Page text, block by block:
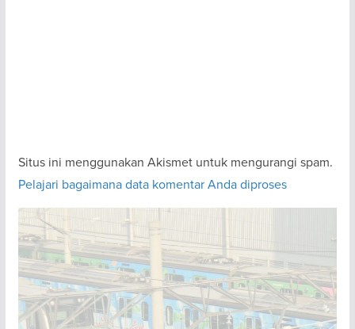
Situs ini menggunakan Akismet untuk mengurangi spam.
Pelajari bagaimana data komentar Anda diproses